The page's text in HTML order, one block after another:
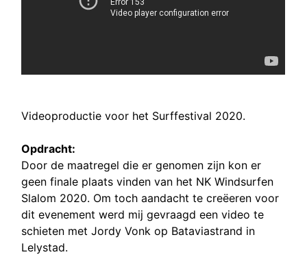
Videoproductie voor het Surffestival 2020.
Opdracht:
Door de maatregel die er genomen zijn kon er
geen finale plaats vinden van het NK Windsurfen
Slalom 2020. Om toch aandacht te creëeren voor
dit evenement werd mij gevraagd een video te
schieten met Jordy Vonk op Bataviastrand in
Lelystad.